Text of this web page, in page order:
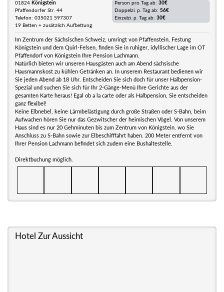
01824 Königstein
Pfaffendorfer Str. 44
Telefon: 035021 597307
19 Betten + zusätzlich Aufbettung
Person pro Tag ab: 30€
Doppelzi. p. Tag ab: 56€
Einzelzi. p. Tag ab: 30€
Im Zentrum der Sächsischen Schweiz, umringt von Pfaffenstein, Festung
Königstein und dem Quirl-Felsen, finden Sie in ruhiger, idyllischer Lage im OT
Pfaffendorf von Königstein Ihre Pension Lachmann.
Natürlich bieten wir unseren Hausgästen auch am Abend sächsische
Hausmannskost zu kühlen Getränken an. In unserem Restaurant bedienen wir
Sie jeden Abend ab 18 Uhr. Entscheiden Sie sich doch für unser Halbpension-
Spezial und suchen Sie sich für Ihr 2-Gänge-Menü Ihre Gerichte aus der
gesamten Karte heraus! Egal ob a la carte oder als Halbpension, Sie entscheiden
ganz flexibel!
Keine Elbnebel, keine Lärmbelästigung durch große Straßen oder S-Bahn, beim
Aufwachen hören Sie nur das Gezwitscher der heimischen Vögel. Von unserem
Haus sind es nur 20 Gehminuten bis zum Zentrum von Königstein, wo Sie
Anschluss zu S-Bahn sowie zur Elbeschifffahrt haben. 200 Meter entfernt von
Ihrer Pension Lachmann befindet sich zudem eine Bushaltestelle.
Direktbuchung möglich.
Hotel Zur Aussicht